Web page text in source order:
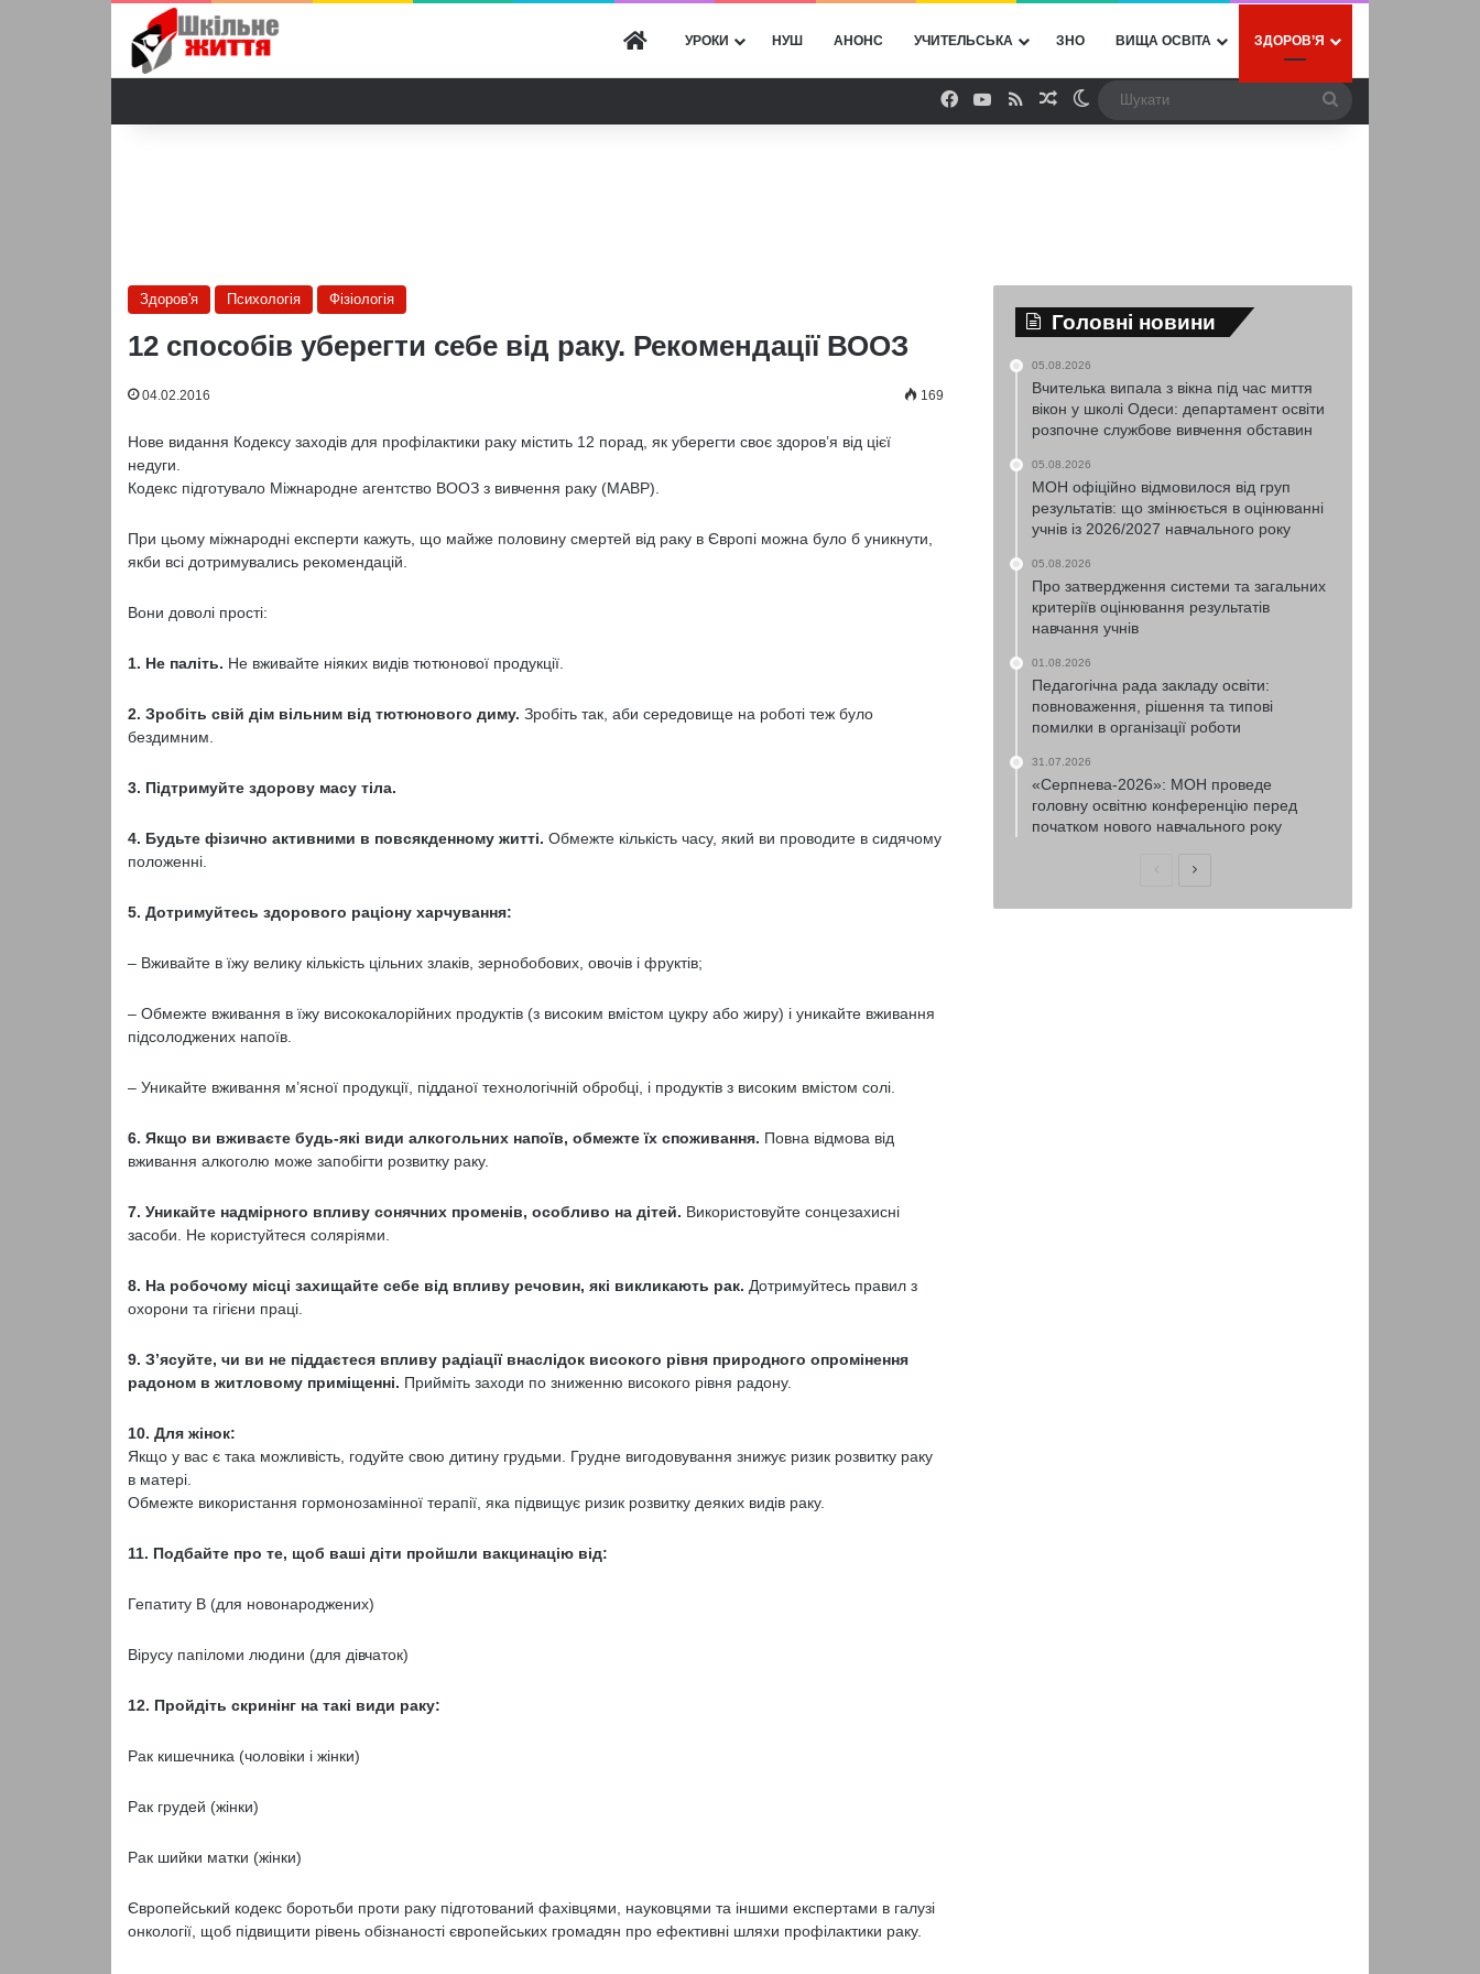
ГОЛОВНА
УРОКИ НУШ АНОНС УЧИТЕЛЬСЬКА ЗНО ВИЩА ОСВІТА ЗДОРОВ’Я
Facebook
YouTube
RSSВипадкова стаття
Switch skin
Здоров'я Психологія Фізіологія
12 способів уберегти себе від раку. Рекомендації ВООЗ
04.02.2016 169
Нове видання Кодексу заходів для профілактики раку містить 12 порад, як уберегти своє здоров’я від цієї
недуги.
Кодекс підготувало Міжнародне агентство ВООЗ з вивчення раку (МАВР).
При цьому міжнародні експерти кажуть, що майже половину смертей від раку в Європі можна було б уникнути,
якби всі дотримувались рекомендацій.
Вони доволі прості:
1. Не паліть. Не вживайте ніяких видів тютюнової продукції.
2. Зробіть свій дім вільним від тютюнового диму. Зробіть так, аби середовище на роботі теж було
бездимним.
3. Підтримуйте здорову масу тіла.
4. Будьте фізично активними в повсякденному житті. Обмежте кількість часу, який ви проводите в сидячому
положенні.
5. Дотримуйтесь здорового раціону харчування:
– Вживайте в їжу велику кількість цільних злаків, зернобобових, овочів і фруктів;
– Обмежте вживання в їжу висококалорійних продуктів (з високим вмістом цукру або жиру) і уникайте вживання
підсолоджених напоїв.
– Уникайте вживання м’ясної продукції, підданої технологічній обробці, і продуктів з високим вмістом солі.
6. Якщо ви вживаєте будь-які види алкогольних напоїв, обмежте їх споживання. Повна відмова від
вживання алкоголю може запобігти розвитку раку.
7. Уникайте надмірного впливу сонячних променів, особливо на дітей. Використовуйте сонцезахисні
засоби. Не користуйтеся соляріями.
8. На робочому місці захищайте себе від впливу речовин, які викликають рак. Дотримуйтесь правил з
охорони та гігієни праці.
9. З’ясуйте, чи ви не піддаєтеся впливу радіації внаслідок високого рівня природного опромінення
радоном в житловому приміщенні. Прийміть заходи по зниженню високого рівня радону.
10. Для жінок:
Якщо у вас є така можливість, годуйте свою дитину грудьми. Грудне вигодовування знижує ризик розвитку раку
в матері.
Обмежте використання гормонозамінної терапії, яка підвищує ризик розвитку деяких видів раку.
11. Подбайте про те, щоб ваші діти пройшли вакцинацію від:
Гепатиту В (для новонароджених)
Вірусу папіломи людини (для дівчаток)
12. Пройдіть скринінг на такі види раку:
Рак кишечника (чоловіки і жінки)
Рак грудей (жінки)
Рак шийки матки (жінки)
Європейський кодекс боротьби проти раку підготований фахівцями, науковцями та іншими експертами в галузі
онкології, щоб підвищити рівень обізнаності європейських громадян про ефективні шляхи профілактики раку.
Головні новини
05.08.2026
Вчителька випала з вікна під час миття
вікон у школі Одеси: департамент освіти
розпочне службове вивчення обставин
05.08.2026
МОН офіційно відмовилося від груп
результатів: що змінюється в оцінюванні
учнів із 2026/2027 навчального року
05.08.2026
Про затвердження системи та загальних
критеріїв оцінювання результатів
навчання учнів
01.08.2026
Педагогічна рада закладу освіти:
повноваження, рішення та типові
помилки в організації роботи
31.07.2026
«Серпнева-2026»: МОН проведе
головну освітню конференцію перед
початком нового навчального року
ПопередняНаступна